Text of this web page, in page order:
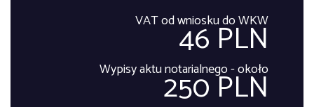
VAT od wniosku do WKW
46 PLN
Wypisy aktu notarialnego - około
250 PLN